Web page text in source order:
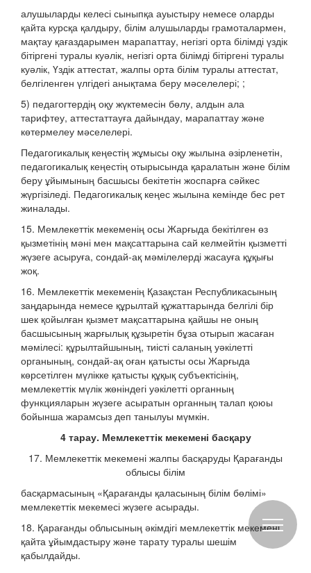
алушыларды келесі сыныпқа ауыстыру немесе оларды
қайта курсқа қалдыру, білім алушыларды грамоталармен,
мақтау қағаздарымен марапаттау, негізгі орта білімді үздік
бітіргені туралы куәлік, негізгі орта білімді бітіргені туралы
куәлік, Үздік аттестат, жалпы орта білім туралы аттестат,
белгіленген үлгідегі анықтама беру мәселелері; ;
5) педагогтердің оқу жүктемесін бөлу, алдын ала
тарифтеу, аттестаттауға дайындау, марапаттау және
көтермелеу мәселелері.
Педагогикалық кеңестің жұмысы оқу жылына әзірленетін,
педагогикалық кеңестің отырысында қаралатын және білім
беру ұйымының басшысы бекітетін жоспарға сәйкес
жүргізіледі. Педагогикалық кеңес жылына кемінде бес рет
жиналады.
15. Мемлекеттік мекеменің осы Жарғыда бекітілген өз
қызметінің мәні мен мақсаттарына сай келмейтін қызметті
жүзеге асыруға, сондай-ақ мәмілелерді жасауға құқығы
жоқ.
16. Мемлекеттік мекеменің Қазақстан Республикасының
заңдарында немесе құрылтай құжаттарында белгілі бір
шек қойылған қызмет мақсаттарына қайшы не оның
басшысының жарғылық құзыретін бұза отырып жасаған
мәмілесі: құрылтайшының, тиісті саланың уәкілетті
органының, сондай-ақ оған қатысты осы Жарғыда
көрсетілген мүлікке қатысты құқық субъектісінің,
мемлекеттік мүлік жөніндегі уәкілетті органның
функцияларын жүзеге асыратын органның талап қоюы
бойынша жарамсыз деп танылуы мүмкін.
4 тарау. Мемлекеттік мекемені басқару
17. Мемлекеттік мекемені жалпы басқаруды Қарағанды
облысы білім
басқармасының «Қарағанды қаласының білім бөлімі»
мемлекеттік мекемесі жүзеге асырады.
18. Қарағанды облысының әкімдігі мемлекеттік мекемені
қайта ұйымдастыру және тарату туралы шешім
қабылдайды.